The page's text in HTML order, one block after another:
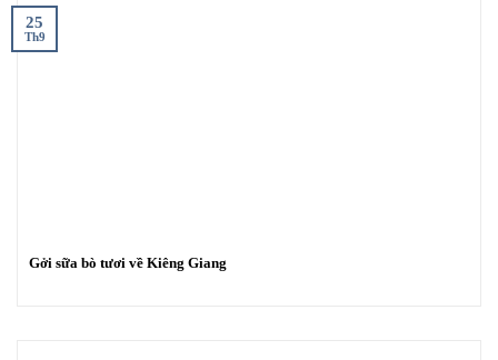
Gởi sữa bò tươi về Kiêng Giang
25
Th9